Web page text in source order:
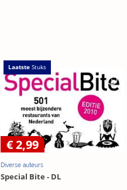
LaatsteStuks
€ 2,99
Diverse auteurs
Special Bite - DL